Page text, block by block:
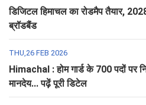
डिजिटल हिमाचल का रोडमैप तैयार,
ब्रॉडबैंड
THU,26 FEB 2026
Himachal : होम गार्ड के 700 पदों पर
मानदेय... पढ़ें पूरी डिटेल